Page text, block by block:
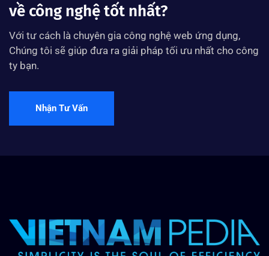
về công nghệ tốt nhất?
Với tư cách là chuyên gia công nghệ web ứng dụng,
Chúng tôi sẽ giúp đưa ra giải pháp tối ưu nhất cho công
ty bạn.
Nhận Tư Vấn